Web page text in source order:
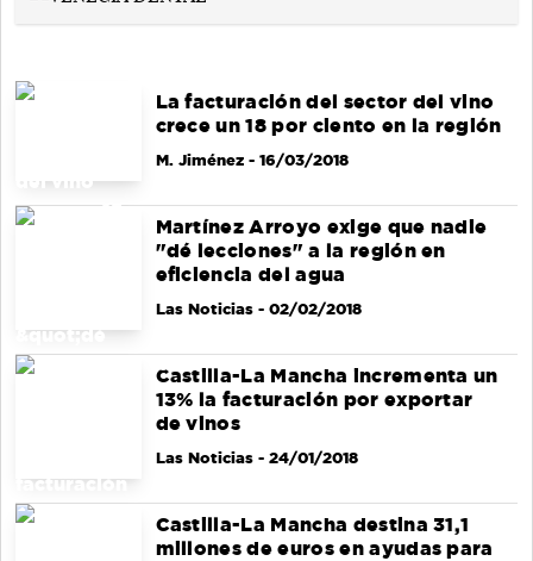
La facturación del sector del vino
crece un 18 por ciento en la región
M. Jiménez- 16/03/2018
Martínez Arroyo exige que nadie
"dé lecciones" a la región en
eficiencia del agua
Las Noticias- 02/02/2018
Castilla-La Mancha incrementa un
13% la facturación por exportar
de vinos
Las Noticias- 24/01/2018
Castilla-La Mancha destina 31,1
millones de euros en ayudas para